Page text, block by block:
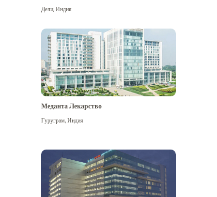
Дели,Индия
Меданта Лекарство
Гуруграм,Индия